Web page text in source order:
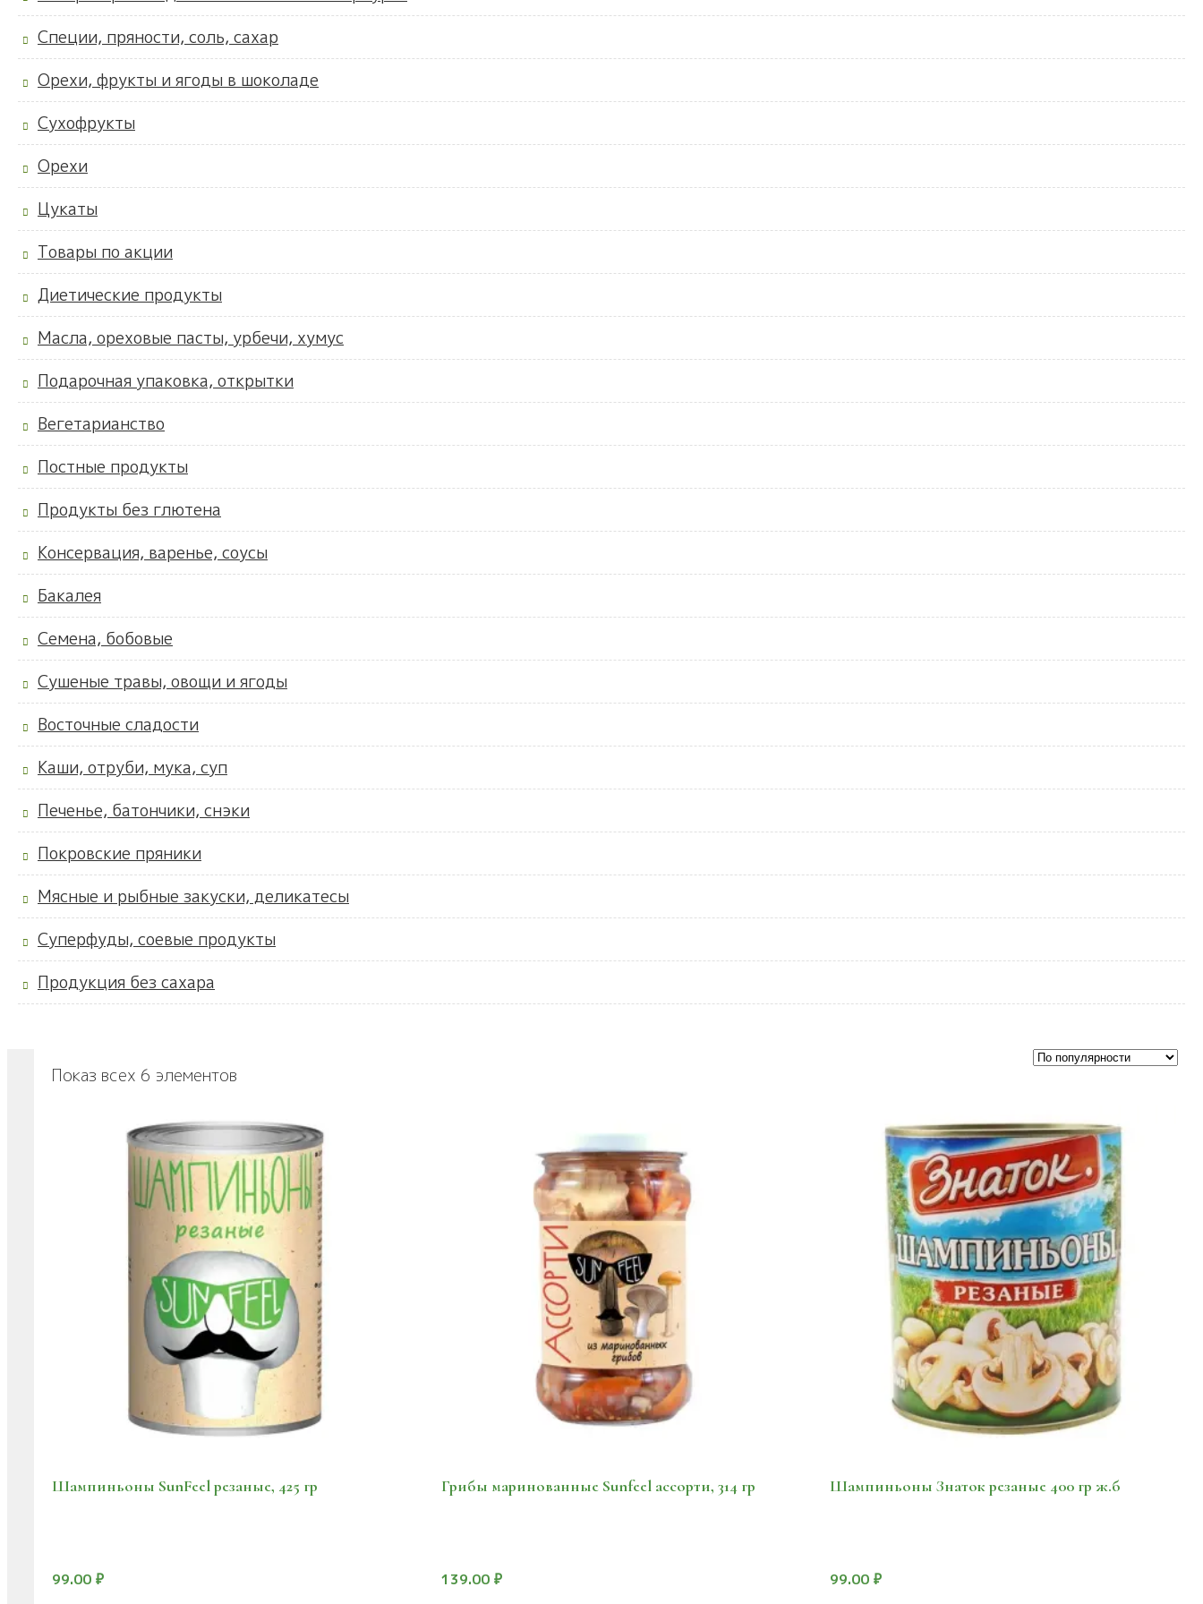
Специи, пряности, соль, сахар
Орехи, фрукты и ягоды в шоколаде
Сухофрукты
Орехи
Цукаты
Товары по акции
Диетические продукты
Масла, ореховые пасты, урбечи, хумус
Подарочная упаковка, открытки
Вегетарианство
Постные продукты
Продукты без глютена
Консервация, варенье, соусы
Бакалея
Семена, бобовые
Сушеные травы, овощи и ягоды
Восточные сладости
Каши, отруби, мука, суп
Печенье, батончики, снэки
Покровские пряники
Мясные и рыбные закуски, деликатесы
Суперфуды, соевые продукты
Продукция без сахара
Показ всех 6 элементов
Шампиньоны SunFeel резаные, 425 гр
99.00 ₽
Грибы маринованные Sunfeel ассорти, 314 гр
139.00 ₽
Шампиньоны Знаток резаные 400 гр ж.б
99.00₽